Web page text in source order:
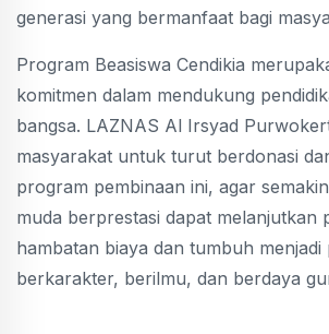
generasi yang bermanfaat bagi
Program Beasiswa Cendikia
komitmen dalam mendukung
bangsa. LAZNAS Al Irsyad
masyarakat untuk turut berdonasi
program pembinaan ini, agar
muda berprestasi dapat melanjutkan
hambatan biaya dan tumbuh menjadi
berkarakter, berilmu, dan berdaya